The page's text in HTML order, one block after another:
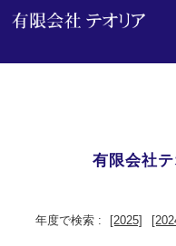
有限会
年度で検索 : [2025]